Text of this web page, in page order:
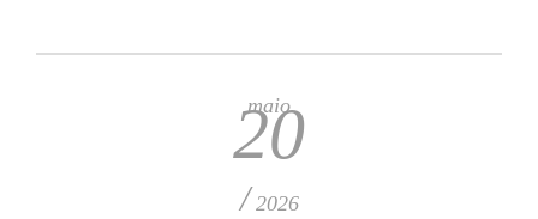
maio
20
/ 2026